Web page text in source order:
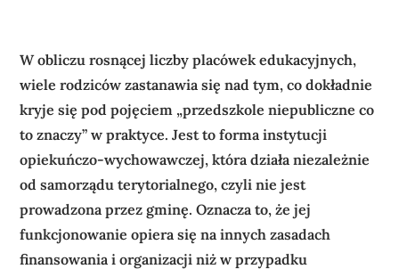
W obliczu rosnącej liczby placówek edukacyjnych,
wiele rodziców zastanawia się nad tym, co dokładnie
kryje się pod pojęciem „przedszkole niepubliczne co
to znaczy” w praktyce. Jest to forma instytucji
opiekuńczo-wychowawczej, która działa niezależnie
od samorządu terytorialnego, czyli nie jest
prowadzona przez gminę. Oznacza to, że jej
funkcjonowanie opiera się na innych zasadach
finansowania i organizacji niż w przypadku